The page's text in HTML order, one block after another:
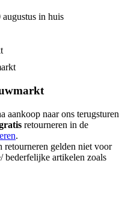
augustus in huis
aankoop naar ons terugsturen
retourneren in de
.
gelden niet voor
bederfelijke artikelen zoals